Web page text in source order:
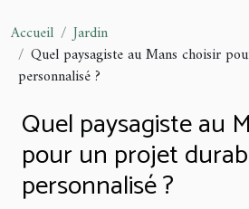
Accueil
Jardin
Quel paysagiste au Mans choisir
personnalisé ?
Quel paysagiste au
pour un projet
personnalisé ?